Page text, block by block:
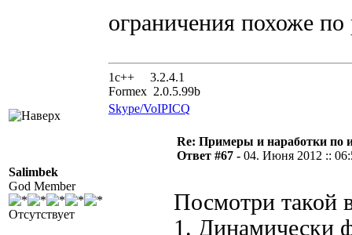
ограничения похоже
1с++ 3.2.4.1
Formex 2.0.5.99b
Skype/VoIPICQ
Salimbek
God Member
Отсутствует
Re: Примеры и наработки по
Ответ #67 - 04. Июня 2012 ::
Посмотри такой
1. Динамически